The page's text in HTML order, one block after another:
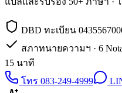
DBD ทะเบียน
สภาทนายความฯ · 6
15 นาที
โทร 083-249-4999